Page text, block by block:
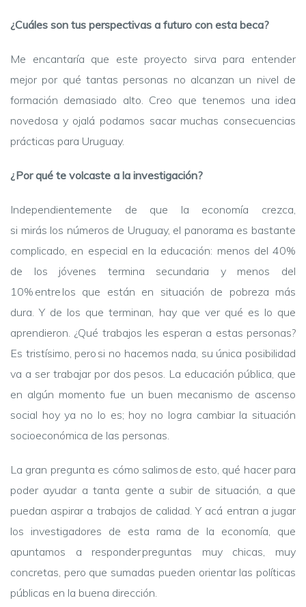
¿Cuáles son tus perspectivas a futuro con esta beca?
Me encantaría que este proyecto sirva para entender
mejor por qué tantas personas no alcanzan un nivel de
formación demasiado alto. Creo que tenemos una idea
novedosa y ojalá podamos sacar muchas consecuencias
prácticas para Uruguay.
¿Por qué te volcaste a la investigación?
Independientemente de que la economía crezca,
si mirás los números de Uruguay, el panorama es bastante
complicado, en especial en la educación: menos del 40%
de los jóvenes termina secundaria y menos del
10% entre los que están en situación de pobreza más
dura. Y de los que terminan, hay que ver qué es lo que
aprendieron. ¿Qué trabajos les esperan a estas personas?
Es tristísimo, pero si no hacemos nada, su única posibilidad
va a ser trabajar por dos pesos. La educación pública, que
en algún momento fue un buen mecanismo de ascenso
social hoy ya no lo es; hoy no logra cambiar la situación
socioeconómica de las personas.
La gran pregunta es cómo salimos de esto, qué hacer para
poder ayudar a tanta gente a subir de situación, a que
puedan aspirar a trabajos de calidad. Y acá entran a jugar
los investigadores de esta rama de la economía, que
apuntamos a responder preguntas muy chicas, muy
concretas, pero que sumadas pueden orientar las políticas
públicas en la buena dirección.